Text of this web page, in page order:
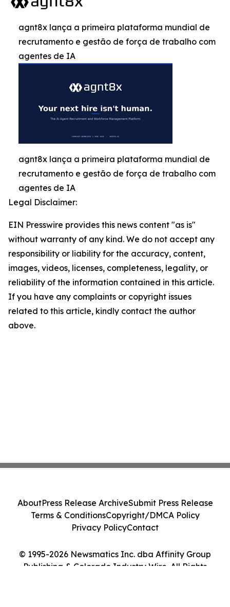
agnt8x lança a primeira plataforma mundial de
recrutamento e gestão de força de trabalho com
agentes de IA
agnt8x lança a primeira plataforma mundial de
recrutamento e gestão de força de trabalho com
agentes de IA
Legal Disclaimer:
EIN Presswire provides this news content "as is"
without warranty of any kind. We do not accept any
responsibility or liability for the accuracy, content,
images, videos, licenses, completeness, legality, or
reliability of the information contained in this article.
If you have any complaints or copyright issues
related to this article, kindly contact the author
above.
© 1995-2026 Newsmatics Inc. dba Affinity Group
Publishing & Colorado Industry Wire. All Rights
AboutPress Release ArchiveSubmit Press Release
Terms & ConditionsCopyright/DMCA Policy
Privacy PolicyContact